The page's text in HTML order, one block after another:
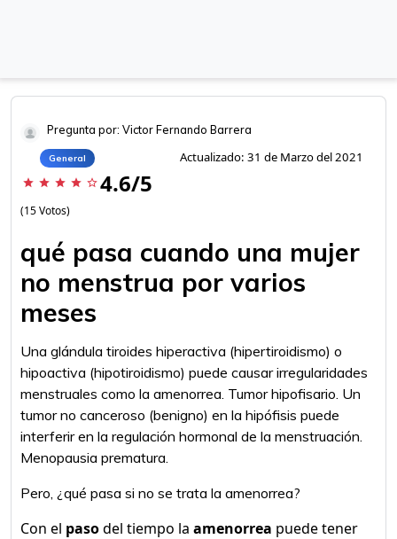
Pregunta por: Victor Fernando Barrera
General Actualizado: 31 de Marzo del 2021
star star star star star_border 4.6/5
(15 Votos)
qué pasa cuando una mujer
no menstrua por varios
meses
Una glándula tiroides hiperactiva (hipertiroidismo) o
hipoactiva (hipotiroidismo) puede causar irregularidades
menstruales como la amenorrea. Tumor hipofisario. Un
tumor no canceroso (benigno) en la hipófisis puede
interferir en la regulación hormonal de la menstruación.
Menopausia prematura.
Pero, ¿qué pasa si no se trata la amenorrea?
Con el pasodel tiempo la amenorrea puede tener